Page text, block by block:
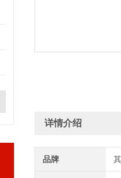
详情介绍
品牌